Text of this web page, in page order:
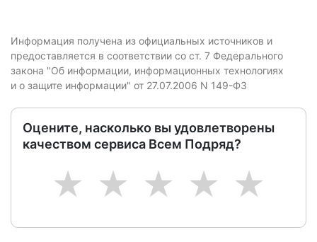
Информация получена из официальных источников и
предоставляется в соответствии со ст. 7 Федерального
закона "Об информации, информационных технологиях
и о защите информации" от 27.07.2006 N 149-ФЗ
Оцените, насколько вы удовлетворены
качеством сервиса Всем Подряд?
5
4
3
2
1